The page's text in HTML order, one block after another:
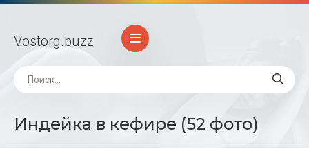
Vostorg.buzz
Индейка в кефире (52 фото)